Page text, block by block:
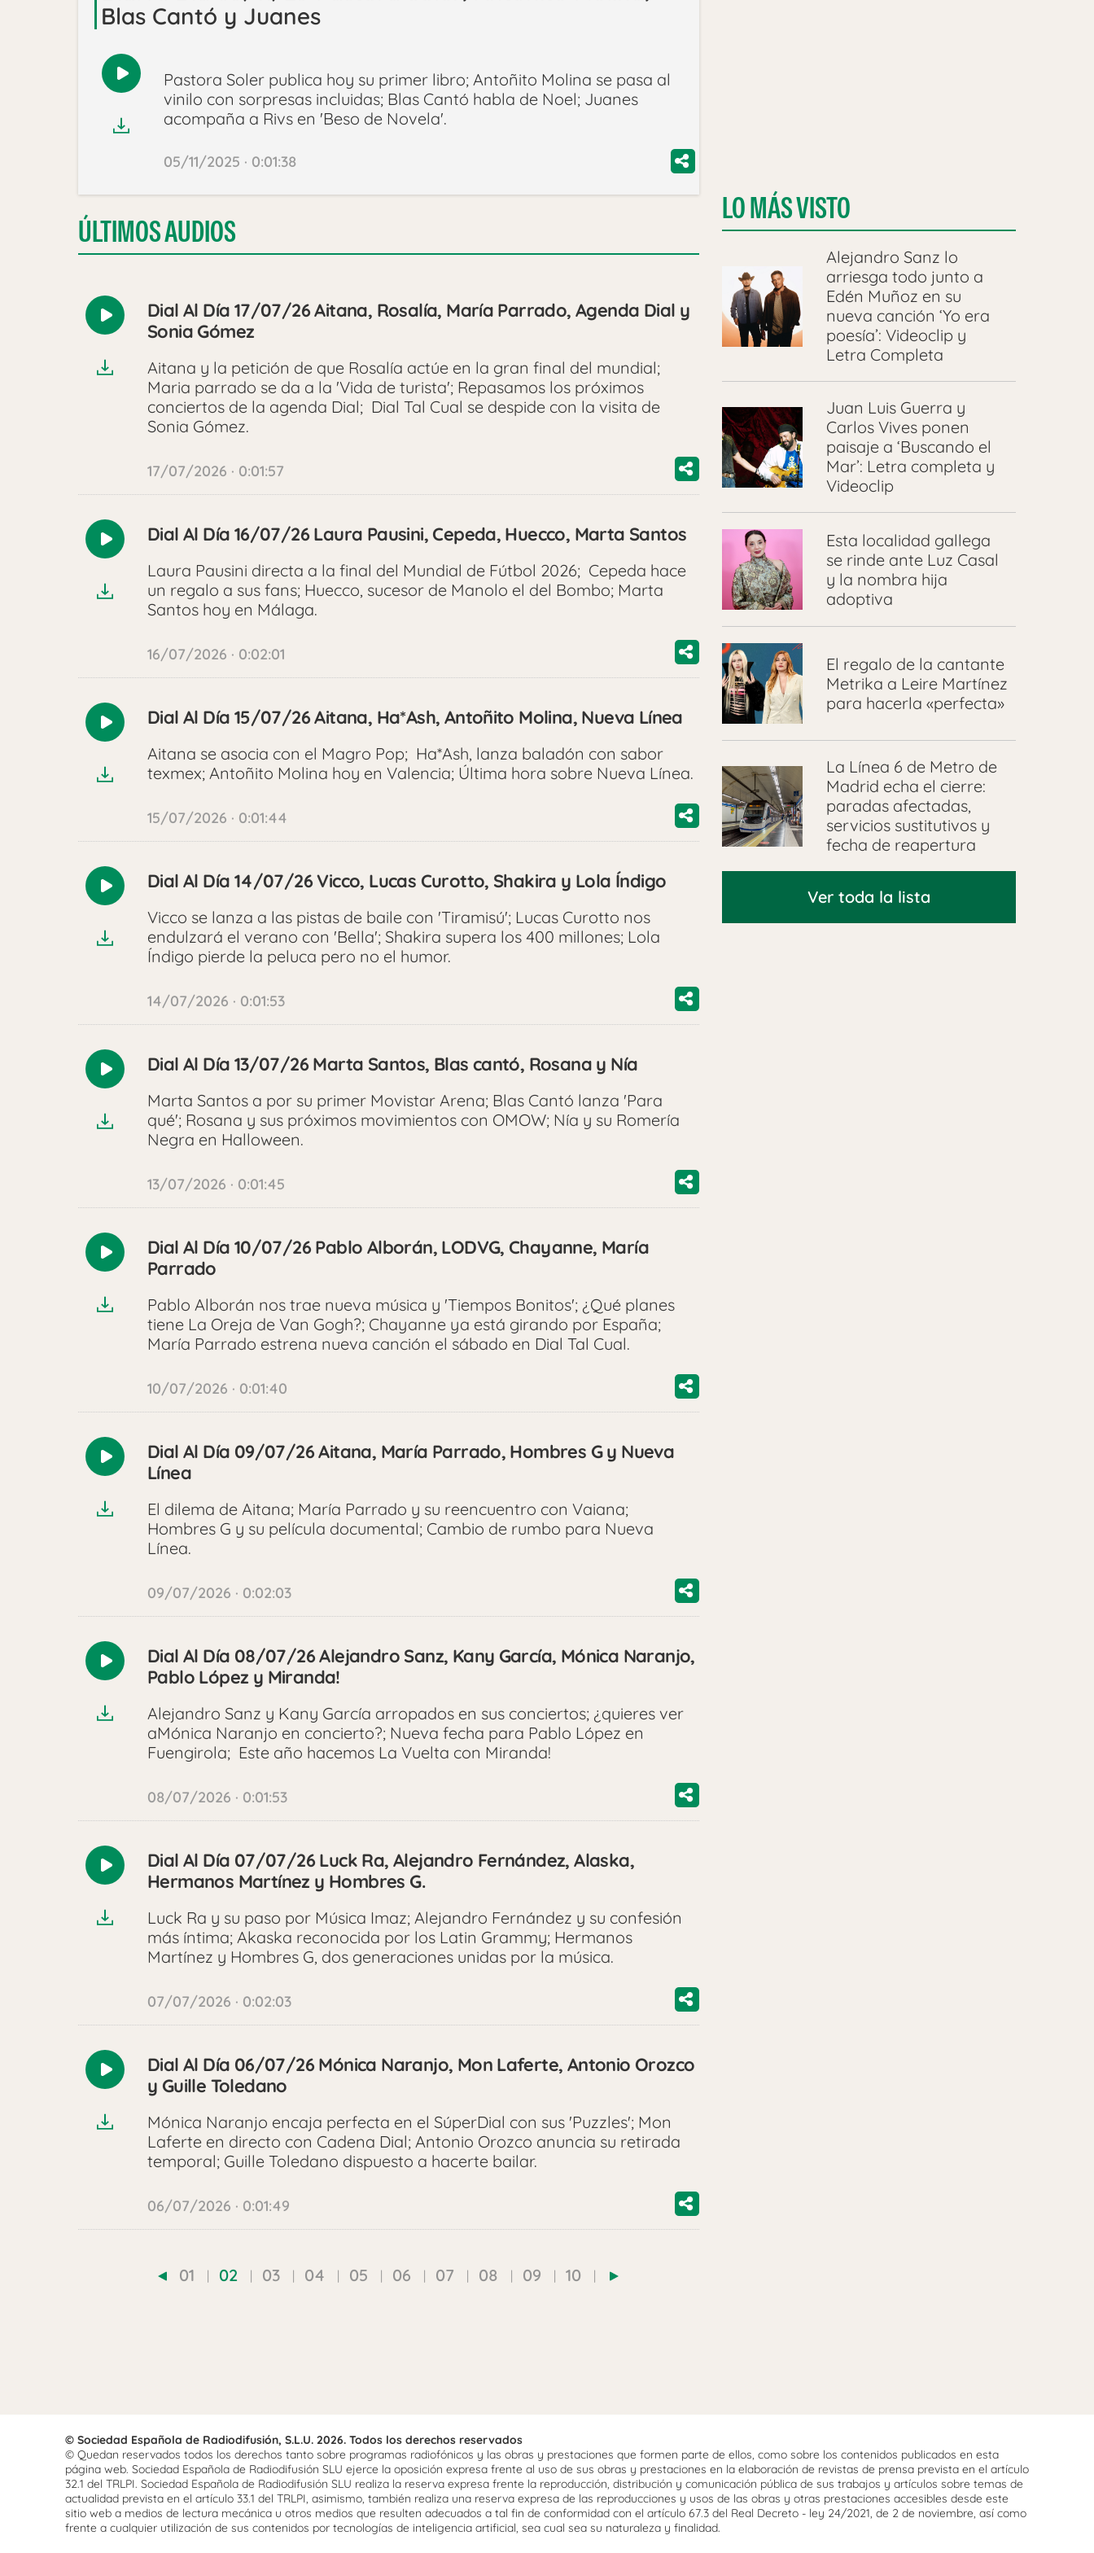
Blas Cantó y Juanes
ReproducirPastora Soler publica hoy su primer libro; Antoñito Molina se pasa al
vinilo con sorpresas incluidas; Blas Cantó habla de Noel; Juanes
acompaña a Rivs en 'Beso de Novela'.
05/11/2025 · 0:01:38
ÚLTIMOS AUDIOS
Reproducir
Dial Al Día 17/07/26 Aitana, Rosalía, María Parrado, Agenda Dial y
Sonia Gómez
Aitana y la petición de que Rosalía actúe en la gran final del mundial;
Maria parrado se da a la 'Vida de turista'; Repasamos los próximos
conciertos de la agenda Dial; Dial Tal Cual se despide con la visita de
Sonia Gómez.
17/07/2026 · 0:01:57
Reproducir
Dial Al Día 16/07/26 Laura Pausini, Cepeda, Huecco, Marta Santos
Laura Pausini directa a la final del Mundial de Fútbol 2026; Cepeda hace
un regalo a sus fans; Huecco, sucesor de Manolo el del Bombo; Marta
Santos hoy en Málaga.
16/07/2026 · 0:02:01
Reproducir
Dial Al Día 15/07/26 Aitana, Ha*Ash, Antoñito Molina, Nueva Línea
Aitana se asocia con el Magro Pop; Ha*Ash, lanza baladón con sabor
texmex; Antoñito Molina hoy en Valencia; Última hora sobre Nueva Línea.
15/07/2026 · 0:01:44
Reproducir
Dial Al Día 14/07/26 Vicco, Lucas Curotto, Shakira y Lola Índigo
Vicco se lanza a las pistas de baile con 'Tiramisú'; Lucas Curotto nos
endulzará el verano con 'Bella'; Shakira supera los 400 millones; Lola
Índigo pierde la peluca pero no el humor.
14/07/2026 · 0:01:53
Reproducir
Dial Al Día 13/07/26 Marta Santos, Blas cantó, Rosana y Nía
Marta Santos a por su primer Movistar Arena; Blas Cantó lanza 'Para
qué'; Rosana y sus próximos movimientos con OMOW; Nía y su Romería
Negra en Halloween.
13/07/2026 · 0:01:45
Reproducir
Dial Al Día 10/07/26 Pablo Alborán, LODVG, Chayanne, María
Parrado
Pablo Alborán nos trae nueva música y 'Tiempos Bonitos'; ¿Qué planes
tiene La Oreja de Van Gogh?; Chayanne ya está girando por España;
María Parrado estrena nueva canción el sábado en Dial Tal Cual.
10/07/2026 · 0:01:40
Reproducir
Dial Al Día 09/07/26 Aitana, María Parrado, Hombres G y Nueva
Línea
El dilema de Aitana; María Parrado y su reencuentro con Vaiana;
Hombres G y su película documental; Cambio de rumbo para Nueva
Línea.
09/07/2026 · 0:02:03
Reproducir
Dial Al Día 08/07/26 Alejandro Sanz, Kany García, Mónica Naranjo,
Pablo López y Miranda!
Alejandro Sanz y Kany García arropados en sus conciertos; ¿quieres ver
aMónica Naranjo en concierto?; Nueva fecha para Pablo López en
Fuengirola; Este año hacemos La Vuelta con Miranda!
08/07/2026 · 0:01:53
Reproducir
Dial Al Día 07/07/26 Luck Ra, Alejandro Fernández, Alaska,
Hermanos Martínez y Hombres G.
Luck Ra y su paso por Música Imaz; Alejandro Fernández y su confesión
más íntima; Akaska reconocida por los Latin Grammy; Hermanos
Martínez y Hombres G, dos generaciones unidas por la música.
07/07/2026 · 0:02:03
Reproducir
Dial Al Día 06/07/26 Mónica Naranjo, Mon Laferte, Antonio Orozco
y Guille Toledano
Mónica Naranjo encaja perfecta en el SúperDial con sus 'Puzzles'; Mon
Laferte en directo con Cadena Dial; Antonio Orozco anuncia su retirada
temporal; Guille Toledano dispuesto a hacerte bailar.
06/07/2026 · 0:01:49
01 02 03 04 05 06 07 08 09 10
LO MÁS VISTO
Alejandro Sanz lo
arriesga todo junto a
Edén Muñoz en su
nueva canción ‘Yo era
poesía’: Videoclip y
Letra Completa
Juan Luis Guerra y
Carlos Vives ponen
paisaje a ‘Buscando el
Mar’: Letra completa y
Videoclip
Esta localidad gallega
se rinde ante Luz Casal
y la nombra hija
adoptiva
El regalo de la cantante
Metrika a Leire Martínez
para hacerla «perfecta»
La Línea 6 de Metro de
Madrid echa el cierre:
paradas afectadas,
servicios sustitutivos y
fecha de reapertura
Ver toda la lista
© Sociedad Española de Radiodifusión, S.L.U. 2026. Todos los derechos reservados
© Quedan reservados todos los derechos tanto sobre programas radiofónicos y las obras y prestaciones que formen parte de ellos, como sobre los contenidos publicados en esta
página web. Sociedad Española de Radiodifusión SLU ejerce la oposición expresa frente al uso de sus obras y prestaciones en la elaboración de revistas de prensa prevista en el artículo
32.1 del TRLPI. Sociedad Española de Radiodifusión SLU realiza la reserva expresa frente la reproducción, distribución y comunicación pública de sus trabajos y artículos sobre temas de
actualidad prevista en el artículo 33.1 del TRLPI, asimismo, también realiza una reserva expresa de las reproducciones y usos de las obras y otras prestaciones accesibles desde este
sitio web a medios de lectura mecánica u otros medios que resulten adecuados a tal fin de conformidad con el artículo 67.3 del Real Decreto - ley 24/2021, de 2 de noviembre, así como
frente a cualquier utilización de sus contenidos por tecnologías de inteligencia artificial, sea cual sea su naturaleza y finalidad.